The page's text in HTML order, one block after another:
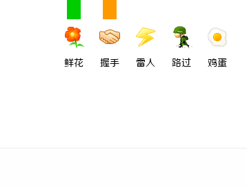
鲜花 握手 雷人 路过 鸡蛋